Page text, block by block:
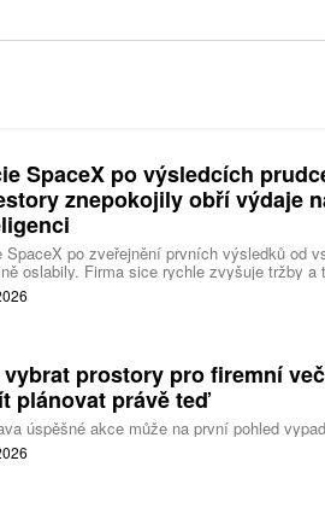
SpaceX po výsledcích
znepokojily obří výdaje
SpaceX po zveřejnění prvních výsledků od
oslabily. Firma sice rychle zvyšuje tržby a
inteligence se vracejí mnohem rychleji
zda je tempo rekordních výdajů dlouhodobě
prostory pro firemní
plánovat právě teď
úspěšné akce může na první pohled